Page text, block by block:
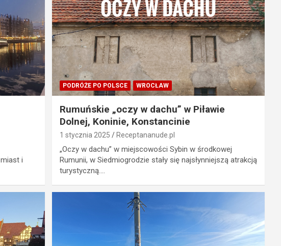
i
PODRÓŻE PO POLSCE WROCŁAW
Rumuńskie „oczy w dachu” w Piławie
Dolnej, Koninie, Konstancinie
1 stycznia 2025 Receptananude.pl
„Oczy w dachu” w miejscowości Sybin w środkowej
Rumunii, w Siedmiogrodzie stały się najsłynniejszą atrakcją
turystyczną.…